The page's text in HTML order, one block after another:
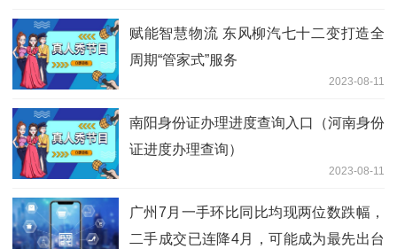
赋能智慧物流 东风柳汽七十二变打造全
周期“管家式”服务
2023-08-11
南阳身份证办理进度查询入口（河南身份
证进度办理查询）
2023-08-11
广州7月一手环比同比均现两位数跌幅，
二手成交已连降4月，可能成为最先出台